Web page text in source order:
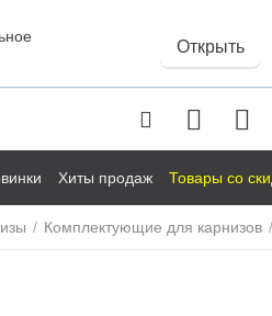
Открыть
Хиты продаж Товары со
/ Комплектующие для карнизов /